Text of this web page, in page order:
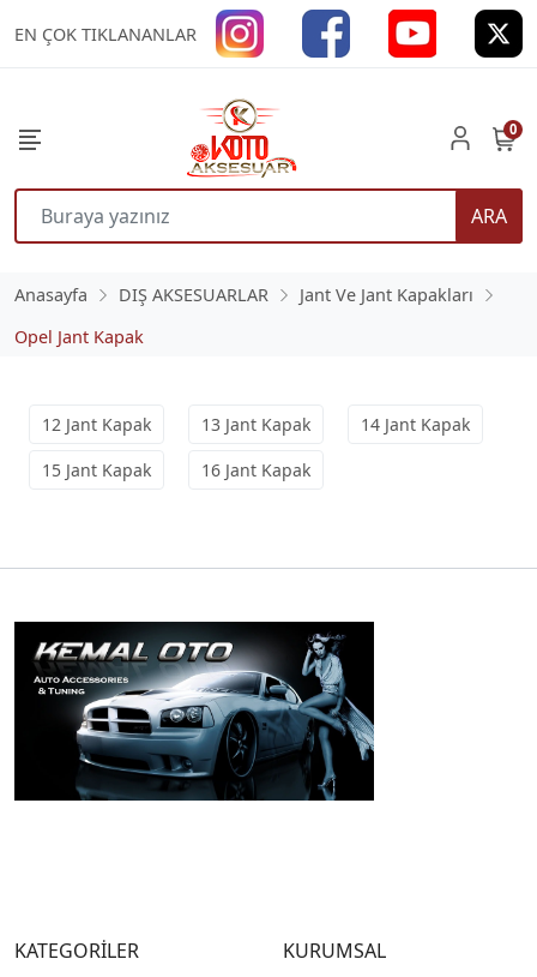
EN ÇOK TIKLANANLAR
ARA
0
Anasayfa DIŞ AKSESUARLAR
Jant Ve Jant Kapakları
Opel Jant Kapak
12 Jant Kapak 13 Jant Kapak
14 Jant Kapak
15 Jant Kapak
16 Jant Kapak
KATEGORİLER KURUMSAL